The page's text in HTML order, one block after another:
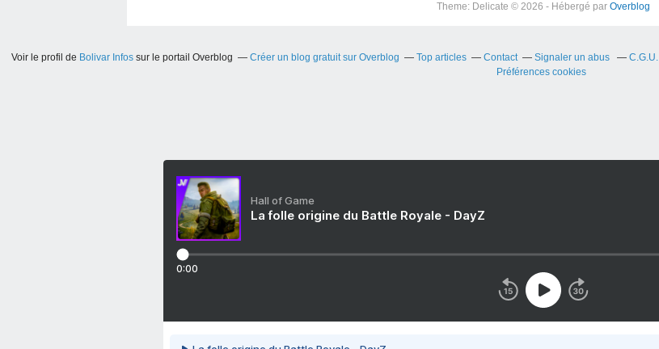
Theme: Delicate © 2026 - Hébergé par Overblog
Voir le profil de Bolivar Infossur le portail Overblog Créer un blog gratuit sur Overblog Top articles Contact Signaler un abus C.G.U.
Préférences cookies
Hall of Game
La folle origine du Battle Royale - DayZ
0:00